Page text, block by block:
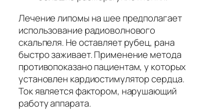
Лечение липомы на шее предполагает
использование радиоволнового
скальпеля. Не оставляет рубец, рана
быстро заживает. Применение метода
противопоказано пациентам, у которых
установлен кардиостимулятор сердца.
Ток является фактором, нарушающий
работу аппарата.